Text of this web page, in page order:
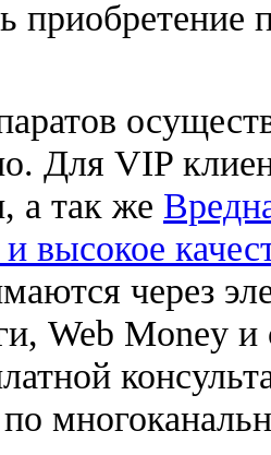
приобретение
Для VIP
а так же
высокое
через
Web Money и
по